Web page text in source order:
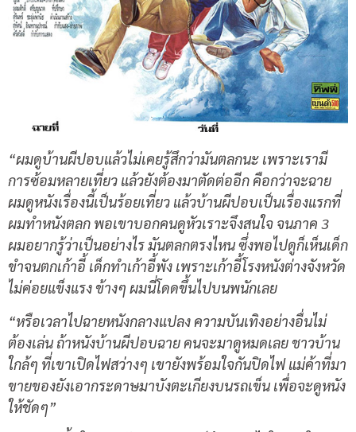
“ผมดูบ้านผีปอบแล้วไม่เคยรู้สึกว่ามันตลกนะ เพราะเรามี
การซ้อมหลายเที่ยว แล้วยังต้องมาตัดต่ออีก คือกว่าจะฉาย
ผมดูหนังเรื่องนี้เป็นร้อยเที่ยว แล้วบ้านผีปอบเป็นเรื่องแรกที่
ผมทำหนังตลก พอเขาบอกคนดูหัวเราะจึงสนใจ จนภาค 3
ผมอยากรู้ว่าเป็นอย่างไร มันตลกตรงไหน ซึ่งพอไปดูก็เห็นเด็ก
ขำจนตกเก้าอี้ เด็กทำเก้าอี้พัง เพราะเก้าอี้โรงหนังต่างจังหวัด
ไม่ค่อยแข็งแรง ข้างๆ ผมนี่โดดขึ้นไปบนพนักเลย
“หรือเวลาไปฉายหนังกลางแปลง ความบันเทิงอย่างอื่นไม่
ต้องเล่น ถ้าหนังบ้านผีปอบฉาย คนจะมาดูหมดเลย ชาวบ้าน
ใกล้ๆ ที่เขาเปิดไฟสว่างๆ เขายังพร้อมใจกันปิดไฟ แม่ค้าที่มา
ขายของยังเอากระดาษมาบังตะเกียงบนรถเข็น เพื่อจะดูหนัง
ให้ชัดๆ”